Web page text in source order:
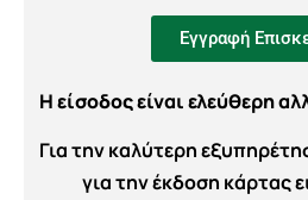
Εγγραφή
Η είσοδος είναι ελεύθερη
Για την καλύτερη
για την έκδοση κάρτας